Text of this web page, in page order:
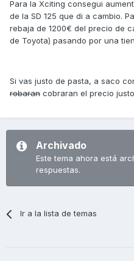
Para la Xciting consegui
de la SD 125 que di a cambio.
rebaja de 1200€ del precio de
de Toyota) pasando por una
Si vas justo de pasta, a saco
robaran cobraran el precio
Archivado
Este tema ahora está
respuestas.
Ir a la lista de temas